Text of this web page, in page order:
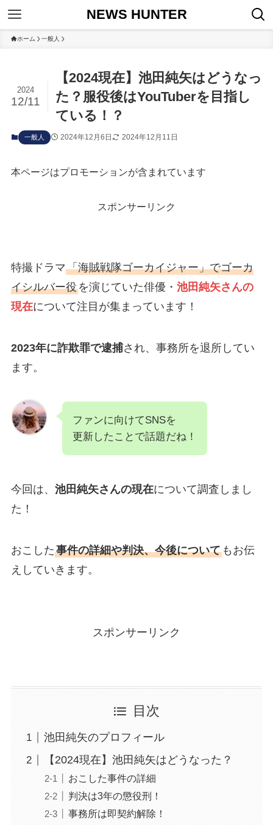
NEWS HUNTER
ホーム 一般人
【2024現在】池田純矢はどうなっ
た？服役後はYouTuberを目指し
ている！？
2024
12/11
一般人 2024年12月6日 2024年12月11日
本ページはプロモーションが含まれています
スポンサーリンク
特撮ドラマ「海賊戦隊ゴーカイジャー」でゴーカ
イシルバー役を演じていた俳優・ 池田純矢さんの
現在について注目が集まっています！
2023年に詐欺罪で逮捕され、事務所を退所してい
ます。
ファンに向けてSNSを
更新したことで話題だね！
今回は、 池田純矢さんの現在について調査しまし
た！
おこした事件の詳細や判決、今後についてもお伝
えしていきます。
スポンサーリンク
目次
池田純矢のプロフィール
【2024現在】池田純矢はどうなった？
おこした事件の詳細
判決は3年の懲役刑！
事務所は即契約解除！